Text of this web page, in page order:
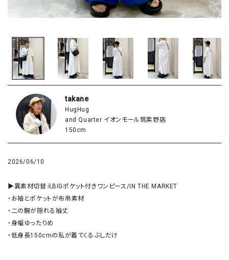
takane
HugHug
and Quarter イオンモール筑紫野店
150cm
2026/06/10
▶︎異素材切替えBIGポケット付きワンピース/IN THE MARKET
・お袖とポケットが布帛素材
・二の腕が隠れる袖丈
・身幅ゆったりめ
・低身長150cmの私が着てくるぶしだけ